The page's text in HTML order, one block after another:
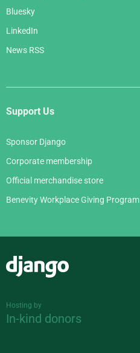
Bluesky
LinkedIn
News RSS
Support Us
Sponsor Django
Corporate membership
Official merchandise store
Benevity Workplace Giving Program
Hosting by
In-kind donors